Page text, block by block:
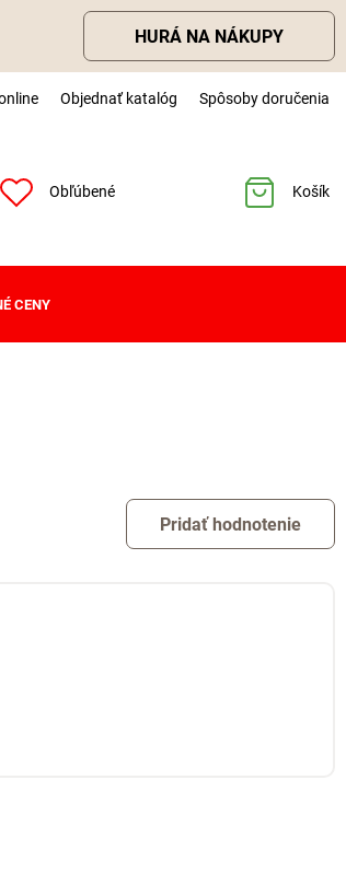
HURÁ NA NÁKUPY
Objednať katalóg Spôsoby doručenia
Obľúbené Košík
CENY
Pridať hodnotenie